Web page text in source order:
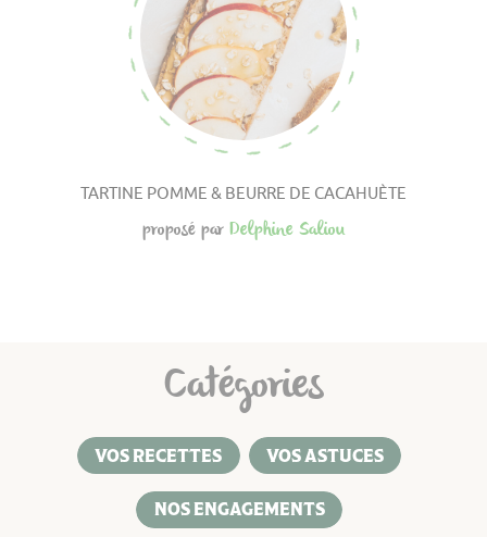
Catégories
VOS RECETTES VOS ASTUCES
NOS ENGAGEMENTS
TARTINE POMME & BEURRE DE CACAHUÈTE
proposé par Delphine Saliou